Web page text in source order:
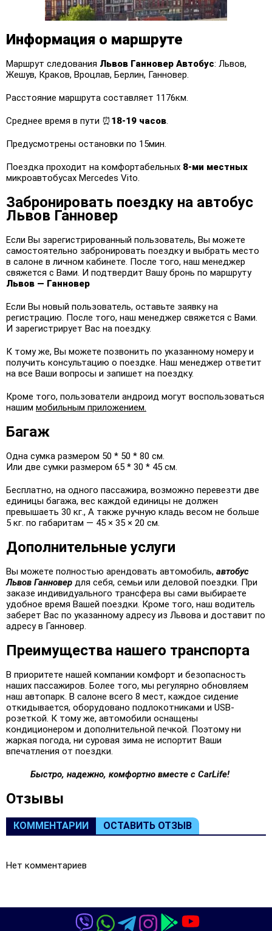
Информация о маршруте
Маршрут следования Львов Ганновер Автобус: Львов,
Жешув, Краков, Вроцлав, Берлин, Ганновер.
Расстояние маршрута составляет 1176км.
Среднее время в пути ⏰18-19 часов.
Предусмотрены остановки по 15мин.
Поездка проходит на комфортабельных 8-ми местных
микроавтобусах Mercedes Vito.
Забронировать поездку на автобус
Львов Ганновер
Если Вы зарегистрированный пользователь, Вы можете
самостоятельно забронировать поездку и выбрать место
в салоне в личном кабинете. После того, наш менеджер
свяжется с Вами. И подтвердит Вашу бронь по маршруту
Львов — Ганновер
Если Вы новый пользователь, оставьте заявку на
регистрацию. После того, наш менеджер свяжется с Вами.
И зарегистрирует Вас на поездку.
К тому же, Вы можете позвонить по указанному номеру и
получить консультацию о поездке. Наш менеджер ответит
на все Ваши вопросы и запишет на поездку.
Кроме того, пользователи андроид могут воспользоваться
нашим мобильным приложением.
Багаж
Одна сумка размером 50 * 50 * 80 см.
Или две сумки размером 65 * 30 * 45 см.
Бесплатно, на одного пассажира, возможно перевезти две
единицы багажа, вес каждой единицы не должен
превышаеть 30 кг., А также ручную кладь весом не больше
5 кг. по габаритам — 45 × 35 × 20 см.
Дополнительные услуги
Вы можете полностью арендовать автомобиль, автобус
Львов Ганновер для себя, семьи или деловой поездки. При
заказе индивидуального трансфера вы сами выбираете
удобное время Вашей поездки. Кроме того, наш водитель
заберет Вас по указанному адресу из Львова и доставит по
адресу в Ганновер.
Преимущества нашего транспорта
В приоритете нашей компании комфорт и безопасность
наших пассажиров. Более того, мы регулярно обновляем
наш автопарк. В салоне всего 8 мест, каждое сидение
откидывается, оборудовано подлокотниками и USB-
розеткой. К тому же, автомобили оснащены
кондиционером и дополнительной печкой. Поэтому ни
жаркая погода, ни суровая зима не испортит Ваши
впечатления от поездки.
Быстро, надежно, комфортно вместе с CarLife!
Oтзывы
КОММЕНТАРИИ ОСТАВИТЬ ОТЗЫВ
Нет комментариев